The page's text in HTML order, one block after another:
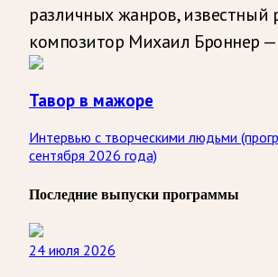
различных жанров, известный
композитор Михаил Броннер
Тавор в мажоре
Интервью с творческими людьми
сентября 2026 года)
Последние выпуски программы
24 июля 2026